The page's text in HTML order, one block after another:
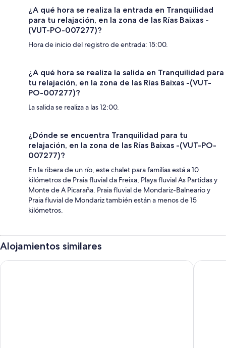
¿A qué hora se realiza la entrada en Tranquilidad
para tu relajación, en la zona de las Rías Baixas -
(VUT-PO-007277)?
Hora de inicio del registro de entrada: 15:00.
¿A qué hora se realiza la salida en Tranquilidad para
tu relajación, en la zona de las Rías Baixas -(VUT-
PO-007277)?
La salida se realiza a las 12:00.
¿Dónde se encuentra Tranquilidad para tu
relajación, en la zona de las Rías Baixas -(VUT-PO-
007277)?
En la ribera de un río, este chalet para familias está a 10
kilómetros de Praia fluvial da Freixa, Playa fluvial As Partidas y
Monte de A Picaraña. Praia fluvial de Mondariz-Balneario y
Praia fluvial de Mondariz también están a menos de 15
kilómetros.
Alojamientos similares
PRÍNCIPE 7 ROOMS HOTEL BOUTIQUE